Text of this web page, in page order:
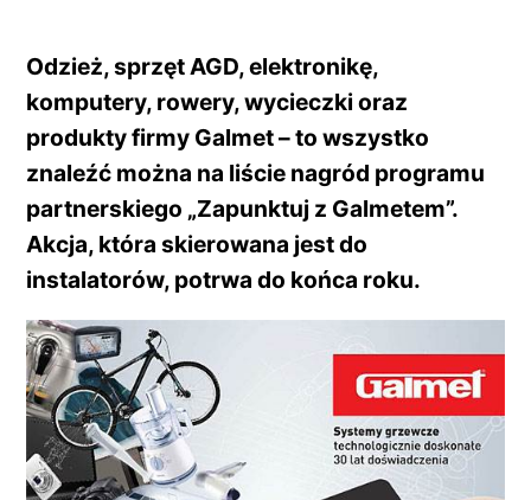
Odzież, sprzęt AGD, elektronikę,
komputery, rowery, wycieczki oraz
produkty firmy Galmet – to wszystko
znaleźć można na liście nagród programu
partnerskiego „Zapunktuj z Galmetem”.
Akcja, która skierowana jest do
instalatorów, potrwa do końca roku.